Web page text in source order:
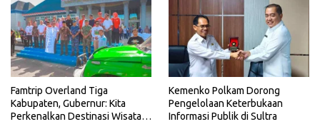
Famtrip Overland Tiga
Kabupaten, Gubernur: Kita
Perkenalkan Destinasi Wisata
Kemenko Polkam Dorong
Pengelolaan Keterbukaan
Informasi Publik di Sultra